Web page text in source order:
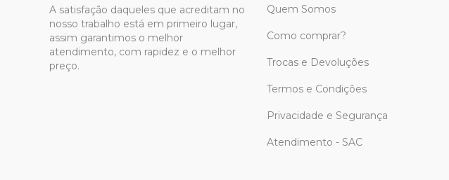
A satisfação daqueles que acreditam no
nosso trabalho está em primeiro lugar,
assim garantimos o melhor
atendimento, com rapidez e o melhor
preço.
Quem Somos
Como comprar?
Trocas e Devoluções
Termos e Condições
Privacidade e Segurança
Atendimento - SAC